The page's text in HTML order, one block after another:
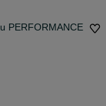
Grill Char Broil tru PERFORMANCE